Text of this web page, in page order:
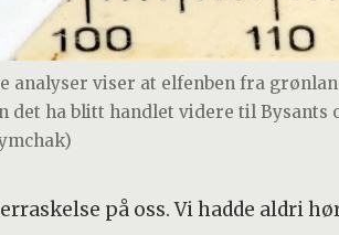
analyser viser at elfenben fra
det ha blitt handlet videre til Bysants
på oss. Vi hadde aldri